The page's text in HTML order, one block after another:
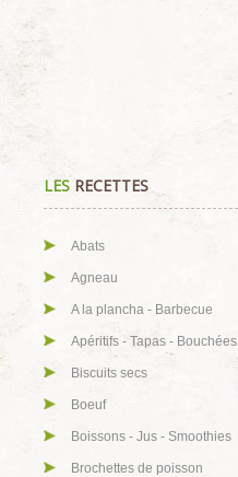
LES RECETTES
Abats
Agneau
A la plancha - Barbecue
Apéritifs - Tapas - Bouchées
Biscuits secs
Boeuf
Boissons - Jus - Smoothies
Brochettes de poisson